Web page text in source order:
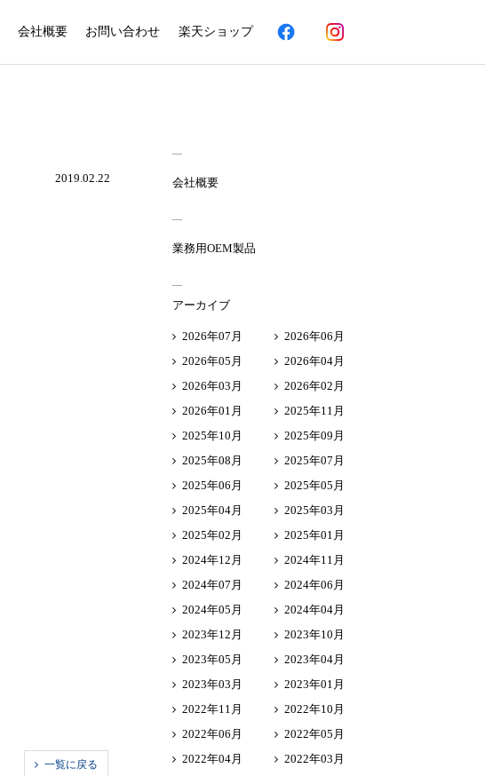
会社概要 お問い合わせ 楽天ショップ
2019.02.22
一覧に戻る
会社概要
業務用OEM製品
アーカイブ
2026年07月
2026年06月
2026年05月
2026年04月
2026年03月
2026年02月
2026年01月
2025年11月
2025年10月
2025年09月
2025年08月
2025年07月
2025年06月
2025年05月
2025年04月
2025年03月
2025年02月
2025年01月
2024年12月
2024年11月
2024年07月
2024年06月
2024年05月
2024年04月
2023年12月
2023年10月
2023年05月
2023年04月
2023年03月
2023年01月
2022年11月
2022年10月
2022年06月
2022年05月
2022年04月
2022年03月